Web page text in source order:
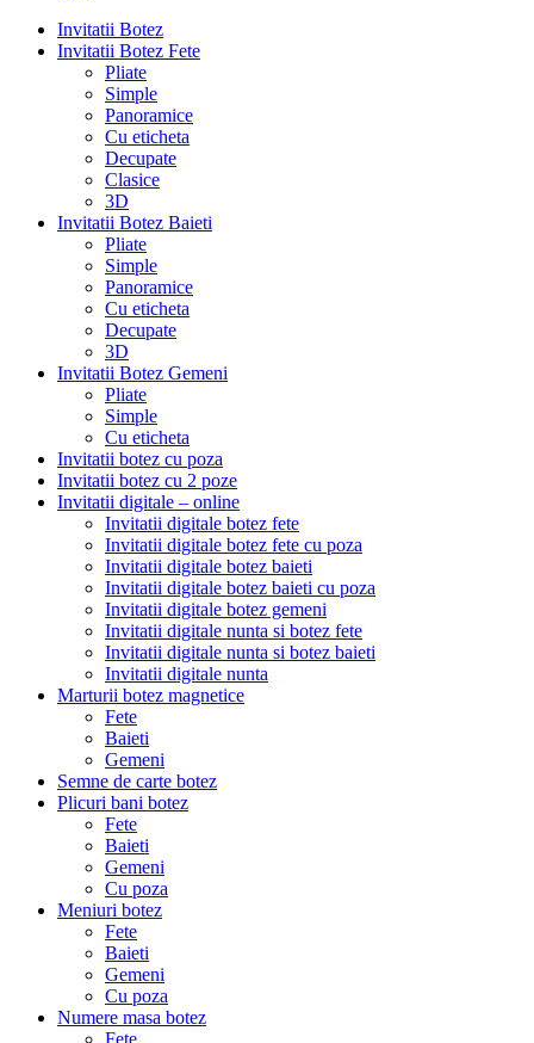
Invitatii Botez
Invitatii Botez Fete
Pliate
Simple
Panoramice
Cu eticheta
Decupate
Clasice
3D
Invitatii Botez Baieti
Pliate
Simple
Panoramice
Cu eticheta
Decupate
3D
Invitatii Botez Gemeni
Pliate
Simple
Cu eticheta
Invitatii botez cu poza
Invitatii botez cu 2 poze
Invitatii digitale – online
Invitatii digitale botez fete
Invitatii digitale botez fete cu poza
Invitatii digitale botez baieti
Invitatii digitale botez baieti cu poza
Invitatii digitale botez gemeni
Invitatii digitale nunta si botez fete
Invitatii digitale nunta si botez baieti
Invitatii digitale nunta
Marturii botez magnetice
Fete
Baieti
Gemeni
Semne de carte botez
Plicuri bani botez
Fete
Baieti
Gemeni
Cu poza
Meniuri botez
Fete
Baieti
Gemeni
Cu poza
Numere masa botez
Fete